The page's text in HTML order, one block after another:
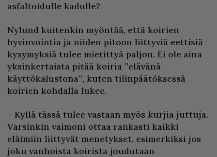
asfaltoidulle kadulle?
Nylund kuitenkin myöntää, että koirien
hyvinvointia ja niiden pitoon liittyviä eettisiä
kysymyksiä tulee mietittyä paljon. Ei ole aina
yksinkertaista pitää koiria ”elävänä
käyttökalustona”, kuten tilinpäätöksessä
koirien kohdalla lukee.
– Kyllä tässä tulee vastaan myös kurjia juttuja.
Varsinkin vaimoni ottaa rankasti kaikki
eläimiin liittyvät menetykset, esimerkiksi jos
joku vanhoista koirista joudutaan